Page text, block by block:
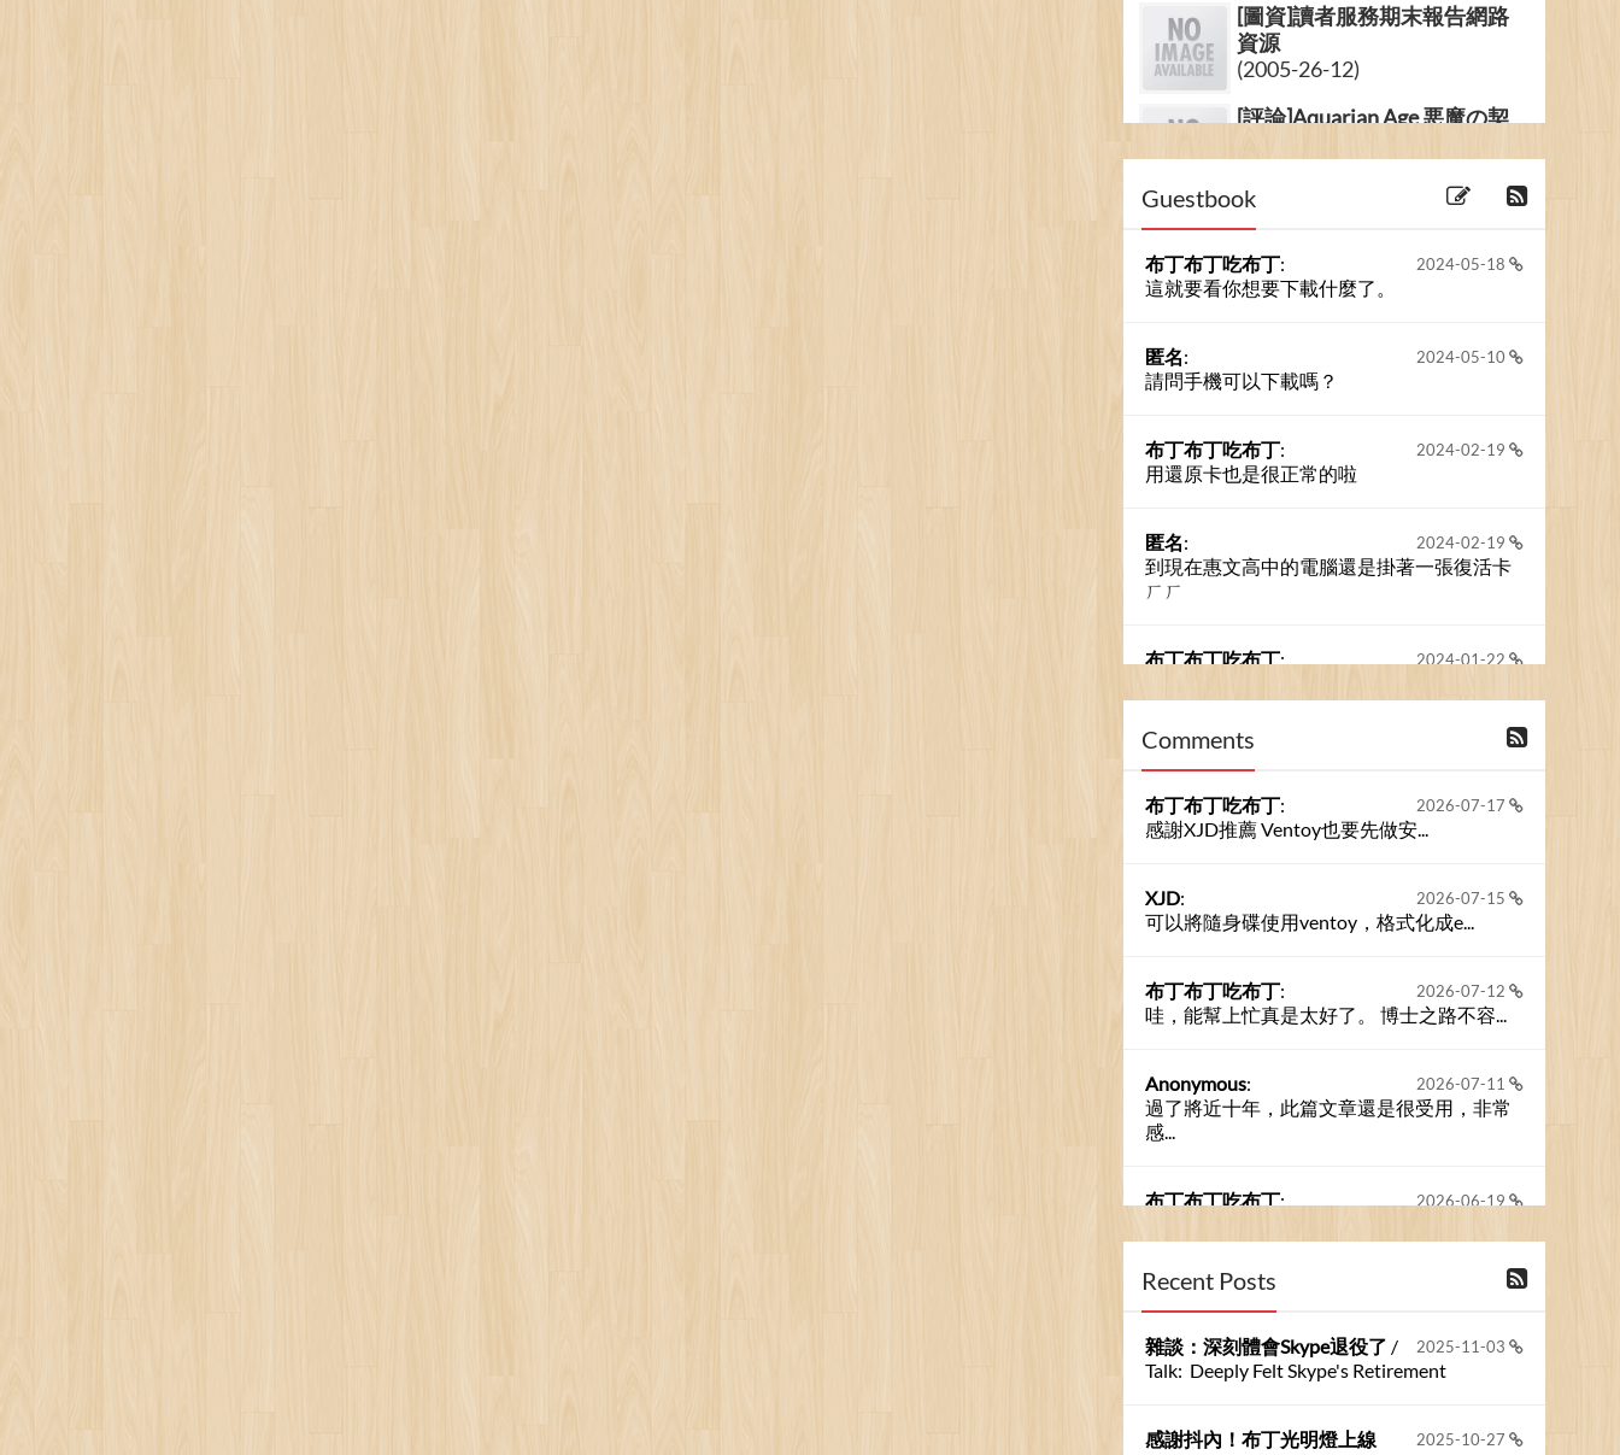
[圖資]讀者服務期末報告網路
資源
(2005-26-12)
[評論]Aquarian Age 悪魔の契
Guestbook
2024-05-18
布丁布丁吃布丁:
這就要看你想要下載什麼了。
2024-05-10
匿名:
請問手機可以下載嗎？
2024-02-19
布丁布丁吃布丁:
用還原卡也是很正常的啦
2024-02-19
匿名:
到現在惠文高中的電腦還是掛著一張復活卡
ㄏㄏ
2024-01-22
布丁布丁吃布丁:
示大家的留言了。我們新開一個訪客留言板
吧！
Comments
2026-07-17
布丁布丁吃布丁:
感謝XJD推薦 Ventoy也要先做安...
2026-07-15
XJD:
可以將隨身碟使用ventoy，格式化成e...
2026-07-12
布丁布丁吃布丁:
哇，能幫上忙真是太好了。 博士之路不容...
2026-07-11
Anonymous:
過了將近十年，此篇文章還是很受用，非常
感...
2026-06-19
布丁布丁吃布丁:
2026-06-18
布丁布丁吃布丁
kage好像也可以下載整個網站 感謝分享
Anonymous
Recent Posts
2025-11-03
雜談：深刻體會Skype退役了 /
Talk: Deeply Felt Skype's Retirement
2025-10-27
感謝抖內！布丁光明燈上線